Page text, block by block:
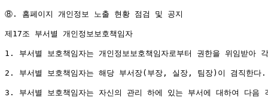
⑧. 홈페이지 개인정보 노출 현황 점검 및 공지
제17조 부서별 개인정보보호책임자
1. 부서별 보호책임자는 개인정보보호책임자로부터 권한을 위임받아
2. 부서별 보호책임자는 해당 부서장(부장, 실장, 팀장)이 겸직한
3. 부서별 보호책임자는 자신의 관리 하에 있는 부서에 대하여 다음